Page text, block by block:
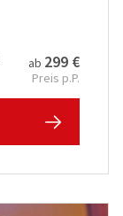
ab 299 €
Preis p.P.